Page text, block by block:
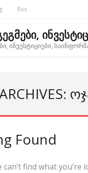
Rus
ინვესტიციები,
Found
can’t find what